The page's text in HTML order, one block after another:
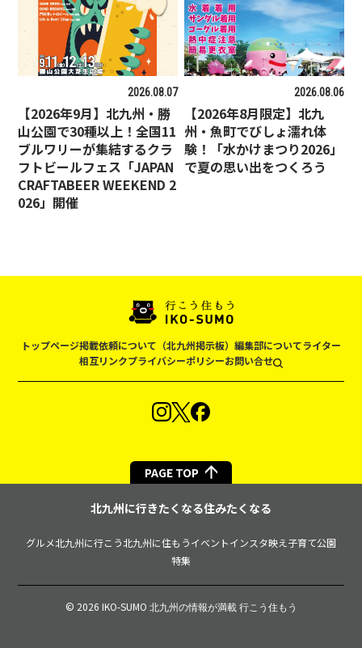
2026.08.07
【2026年9月】北九州・勝
山公園で30種以上！全国11
ブルワリーが集結するクラ
フトビールフェス「JAPAN
CRAFTABEER WEEKEND 2
026」開催
2026.08.06
【2026年8月限定】北九
州・魚町でびしょ濡れ体
験！「水かけまつり2026」
で夏の思い出をつくろう
トップページ掲載依頼について（北九州掲示板） 編集部についてライター
相互リンクプライバシーポリシーお問い合せ
PAGE TOP
北九州に行きたくなる住みたくなる
グルメ北九州に行こう北九州に住もうイベントインスタ映え 子育て公園
特集
© 2026 IKO-SUMO 北九州の情報が満載 行こう住もう